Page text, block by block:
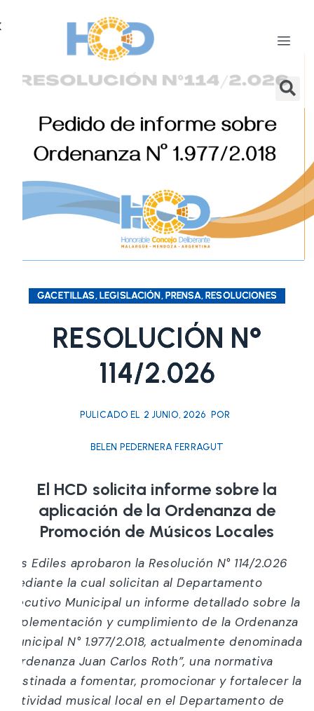
GACETILLAS, LEGISLACIÓN, PRENSA, RESOLUCIONES
RESOLUCIÓN N°
114/2.026
PULICADO EL 2 JUNIO, 2026 POR
BELEN PEDERNERA FERRAGUT
El HCD solicita informe sobre la
aplicación de la Ordenanza de
Promoción de Músicos Locales
Los Ediles aprobaron la Resolución N° 114/2.026
mediante la cual solicitan al Departamento
Ejecutivo Municipal un informe detallado sobre la
implementación y cumplimiento de la Ordenanza
Municipal N° 1.977/2.018, actualmente denominada
“Ordenanza Juan Carlos Roth”, una normativa
destinada a fomentar, promocionar y fortalecer la
actividad musical local en el Departamento de